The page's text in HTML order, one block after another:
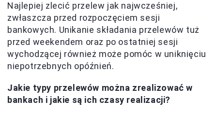
Najlepiej zlecić przelew jak najwcześniej,
zwłaszcza przed rozpoczęciem sesji
bankowych. Unikanie składania przelewów tuż
przed weekendem oraz po ostatniej sesji
wychodzącej również może pomóc w uniknięciu
niepotrzebnych opóźnień.
Jakie typy przelewów można zrealizować w
bankach i jakie są ich czasy realizacji?